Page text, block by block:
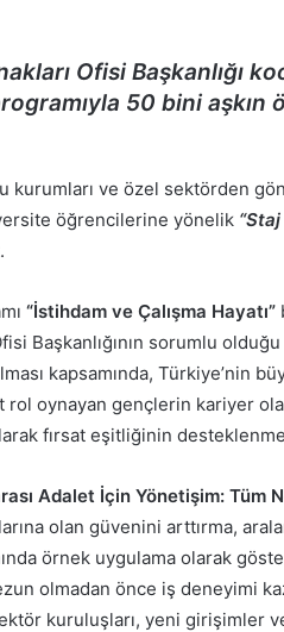
Ofisi Başkanlığı
50 bini aşkın
kurumları ve özel sektörden
öğrencilerine yönelik
“İstihdam ve Çalışma Hayatı”
Başkanlığının sorumlu olduğu
kapsamında, Türkiye’nin
oynayan gençlerin kariyer
fırsat eşitliğinin
Adalet İçin Yönetişim: Tüm
olan güvenini arttırma,
örnek uygulama olarak
olmadan önce iş deneyimi
kuruluşları, yeni girişimler